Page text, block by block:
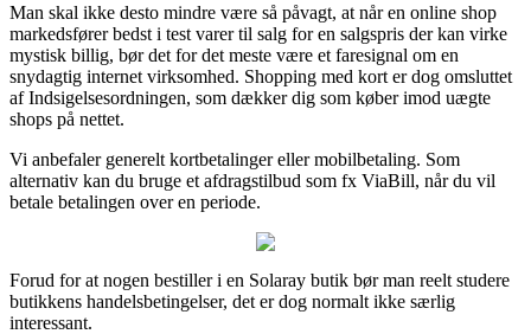
Man skal ikke desto mindre være så påvagt, at når en online shop
markedsfører bedst i test varer til salg for en salgspris der kan virke
mystisk billig, bør det for det meste være et faresignal om en
snydagtig internet virksomhed. Shopping med kort er dog omsluttet
af Indsigelsesordningen, som dækker dig som køber imod uægte
shops på nettet.
Vi anbefaler generelt kortbetalinger eller mobilbetaling. Som
alternativ kan du bruge et afdragstilbud som fx ViaBill, når du vil
betale betalingen over en periode.
Forud for at nogen bestiller i en Solaray butik bør man reelt studere
butikkens handelsbetingelser, det er dog normalt ikke særlig
interessant.